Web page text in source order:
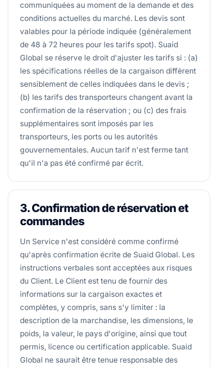
communiquées au moment de la demande et des
conditions actuelles du marché. Les devis sont
valables pour la période indiquée (généralement
de 48 à 72 heures pour les tarifs spot). Suaid
Global se réserve le droit d'ajuster les tarifs si : (a)
les spécifications réelles de la cargaison diffèrent
sensiblement de celles indiquées dans le devis ;
(b) les tarifs des transporteurs changent avant la
confirmation de la réservation ; ou (c) des frais
supplémentaires sont imposés par les
transporteurs, les ports ou les autorités
gouvernementales. Aucun tarif n'est ferme tant
qu'il n'a pas été confirmé par écrit.
3. Confirmation de réservation et
commandes
Un Service n'est considéré comme confirmé
qu'après confirmation écrite de Suaid Global. Les
instructions verbales sont acceptées aux risques
du Client. Le Client est tenu de fournir des
informations sur la cargaison exactes et
complètes, y compris, sans s'y limiter : la
description de la marchandise, les dimensions, le
poids, la valeur, le pays d'origine, ainsi que tout
permis, licence ou certification applicable. Suaid
Global ne saurait être tenue responsable des